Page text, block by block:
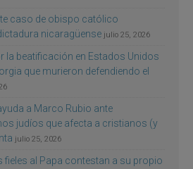
caso de obispo católico
nicaragüense julio 25, 2026
la beatificación en Estados Unidos
que murieron defendiendo el
a Marco Rubio ante
judíos que afecta a cristianos (y
julio 25, 2026
fieles al Papa contestan a su propio